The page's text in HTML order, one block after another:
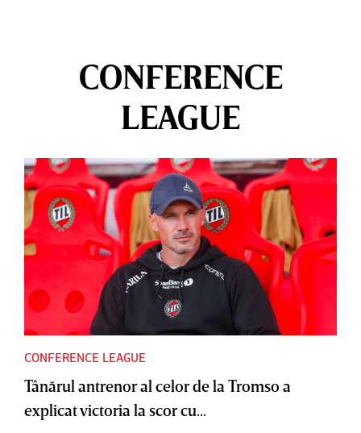
CONFERENCE
LEAGUE
CONFERENCE LEAGUE
Tânărul antrenor al celor de la Tromso a
explicat victoria la scor cu...